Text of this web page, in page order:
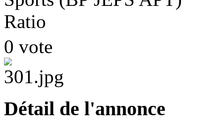
Ratio
0 vote
Détail de l'annonce